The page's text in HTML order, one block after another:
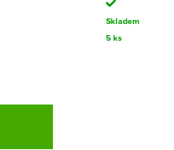
Skladem
5 ks